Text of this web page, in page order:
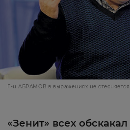
Г-н АБРАМОВ в выражениях не
«Зенит» всех обскакал